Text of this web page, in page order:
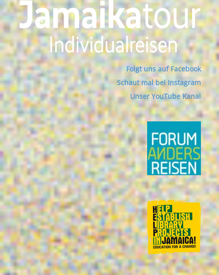
Folgt uns auf Facebook
Schaut mal bei Instagram
Unser YouTube Kanal